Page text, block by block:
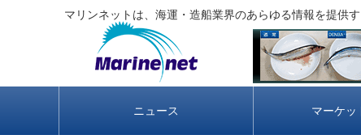
マリンネットは、海運・造船業界のあらゆる情報を提供す
ニュース マーケッ